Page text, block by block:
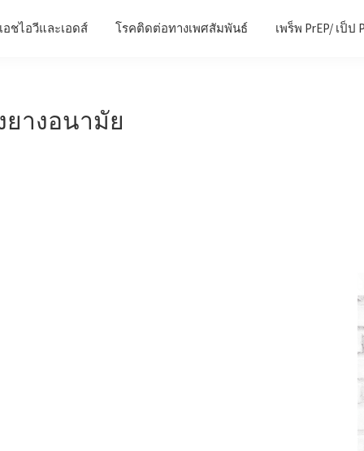
เอชไอวีและเอดส์ โรคติดต่อทางเพศสัมพันธ์ เพร็พ PrEP/ เป็ป
ยางอนามัย